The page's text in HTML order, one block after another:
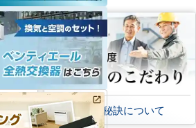
いて
POINT
2
選ばれる秘訣について